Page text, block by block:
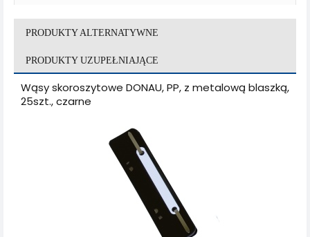
PRODUKTY ALTERNATYWNE
PRODUKTY UZUPEŁNIAJĄCE
Wąsy skoroszytowe DONAU, PP, z metalową blaszką,
25szt., czarne